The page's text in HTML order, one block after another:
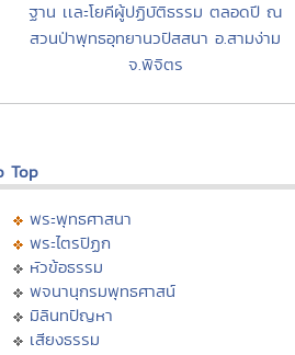
ฐาน เเละโยคีผู้ปฏิบัติธรรม ตลอดปี ณ
สวนป่าพุทธอุทยานวปัสสนา อ.สามง่าม
จ.พิจิตร
Top
พระพุทธศาสนา
พระไตรปิฏก
หัวข้อธรรม
พจนานุกรมพุทธศาสน์
มิลินทปัญหา
เสียงธรรม